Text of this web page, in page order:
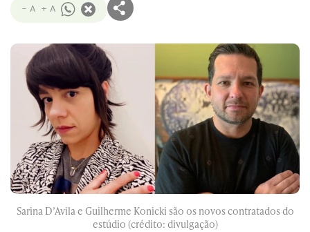
- A + A
Sarina D’Avila e Guilherme Konicki são os novos contratados do
estúdio (crédito: divulgação)